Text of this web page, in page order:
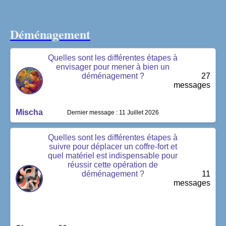
Déménagement
Quelles sont les différentes étapes à
envisager pour mener à bien un
déménagement ?
Mischa
27
messages
Dernier message : 11 Juillet 2026
Quelles sont les différentes étapes à
suivre pour déplacer un coffre-fort et
quel matériel est indispensable pour
réussir cette opération de
déménagement ?
11
messages